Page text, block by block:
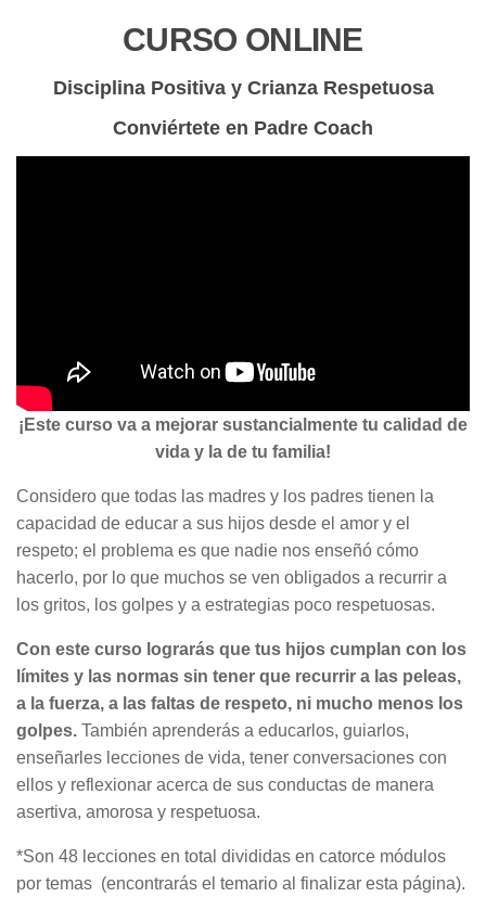
CURSO ONLINE
Disciplina Positiva y Crianza Respetuosa
Conviértete en Padre Coach
¡Este curso va a mejorar sustancialmente tu calidad de
vida y la de tu familia!
Considero que todas las madres y los padres tienen la
capacidad de educar a sus hijos desde el amor y el
respeto; el problema es que nadie nos enseñó cómo
hacerlo, por lo que muchos se ven obligados a recurrir a
los gritos, los golpes y a estrategias poco respetuosas.
Con este curso lograrás que tus hijos cumplan con los
límites y las normas sin tener que recurrir a las peleas,
a la fuerza, a las faltas de respeto, ni mucho menos los
golpes. También aprenderás a educarlos, guiarlos,
enseñarles lecciones de vida, tener conversaciones con
ellos y reflexionar acerca de sus conductas de manera
asertiva, amorosa y respetuosa.
*Son 48 lecciones en total divididas en catorce módulos
por temas (encontrarás el temario al finalizar esta página).